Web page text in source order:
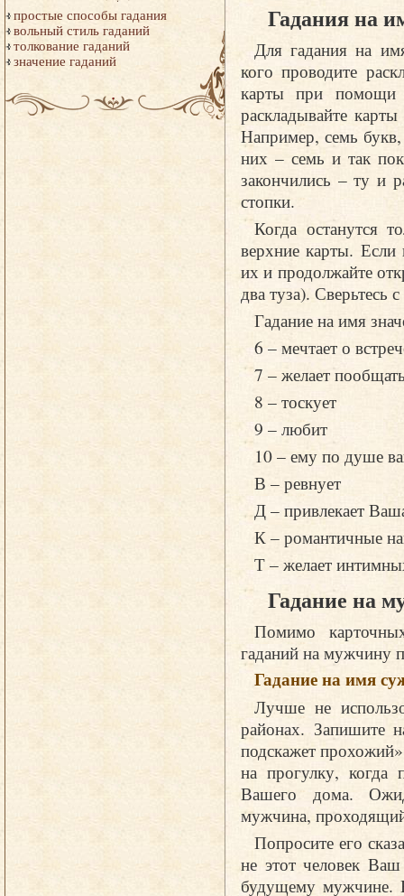
простые способы гадания
вольный стиль гаданий
толкование гаданий
значение гаданий
Гадания на
Для гадания на
кого проводите
карты при помощи
раскладывайте
Например, семь
них – семь и так
закончились – ту и
стопки.
Когда останутся
верхние карты. Если
их и продолжайте
два туза). Сверьтесь
Гадание на имя
6 – мечтает о
7 – желает
8 – тоскует
9 – любит
10 – ему по душе
В – ревнует
Д – привлекает
К – романтичные
Т – желает
Гадание на
Помимо
гаданий на мужчину
Гадание на имя
Лучше не
районах. Запишите
подскажет
на прогулку, когда
Вашего дома.
мужчина,
Попросите его
не этот человек
будущему мужчине.